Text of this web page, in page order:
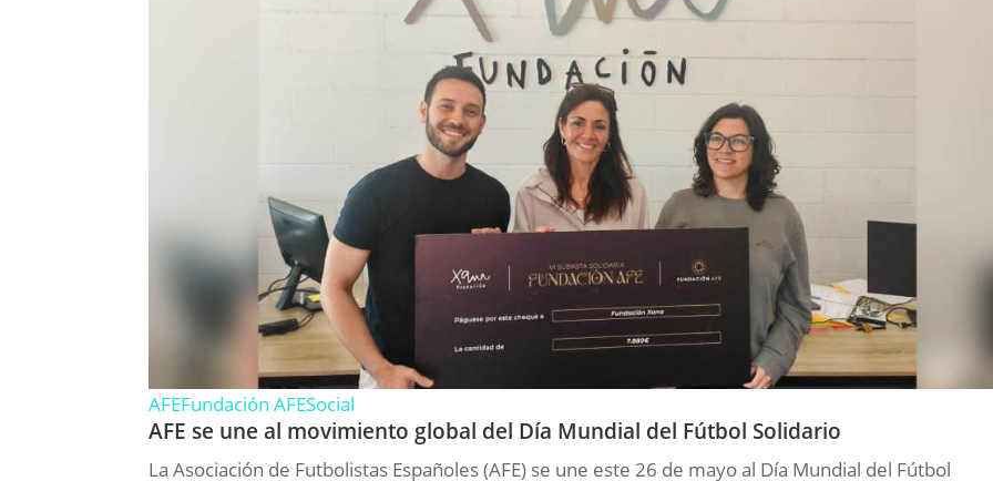
AFEFundación AFESocial
AFE se une al movimiento global del Día Mundial del Fútbol Solidario
La Asociación de Futbolistas Españoles (AFE) se une este 26 de mayo al Día Mundial del Fútbol